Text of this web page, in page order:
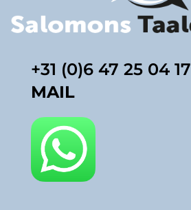
+31 (0)6 47 25 04 17
MAIL